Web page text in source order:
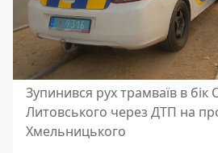
Зупинився рух трамваїв в бік
Литовського через ДТП на
Хмельницького